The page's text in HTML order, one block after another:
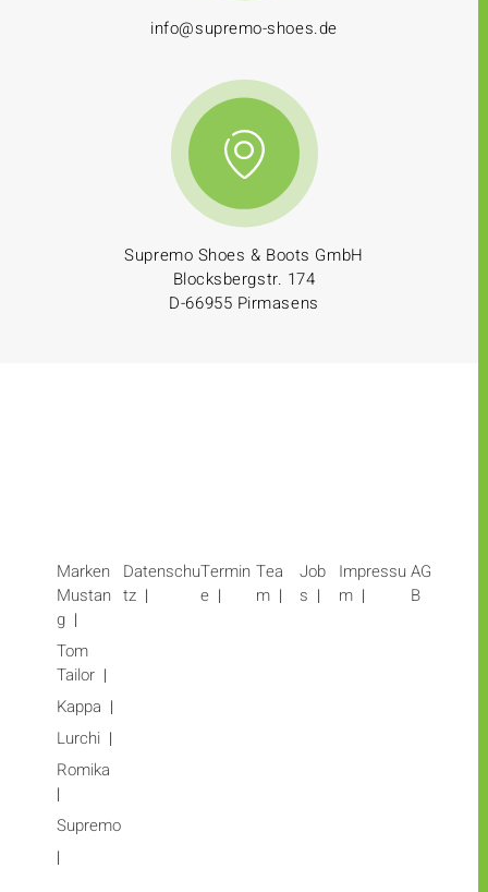
info@supremo-shoes.de
Supremo Shoes & Boots GmbH
Blocksbergstr. 174
D-66955 Pirmasens
Marken
Mustan
g
Tom
Tailor
Kappa
Lurchi
Romika
Supremo
Datenschu
tz
Termin
e
Tea
m
Job
s
Impressu
m
AG
B